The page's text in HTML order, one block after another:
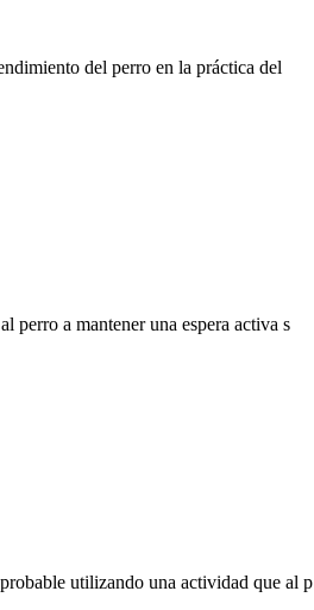
del perro en la práctica del
perro a mantener una espera activa s
utilizando una actividad que al p